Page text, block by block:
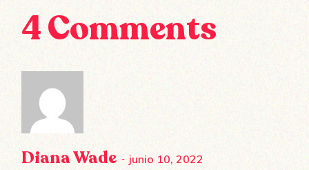
4 Comments
Diana Wade junio 10, 2022